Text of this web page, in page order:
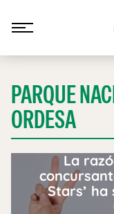
PARQUE
ORDESA
La
Stars’